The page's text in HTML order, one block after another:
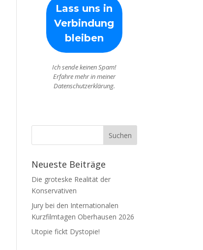
Ich sende keinen Spam!
Erfahre mehr in meiner
Datenschutzerklärung.
Neueste Beiträge
Die groteske Realität der
Konservativen
Jury bei den Internationalen
Kurzfilmtagen Oberhausen 2026
Utopie fickt Dystopie!